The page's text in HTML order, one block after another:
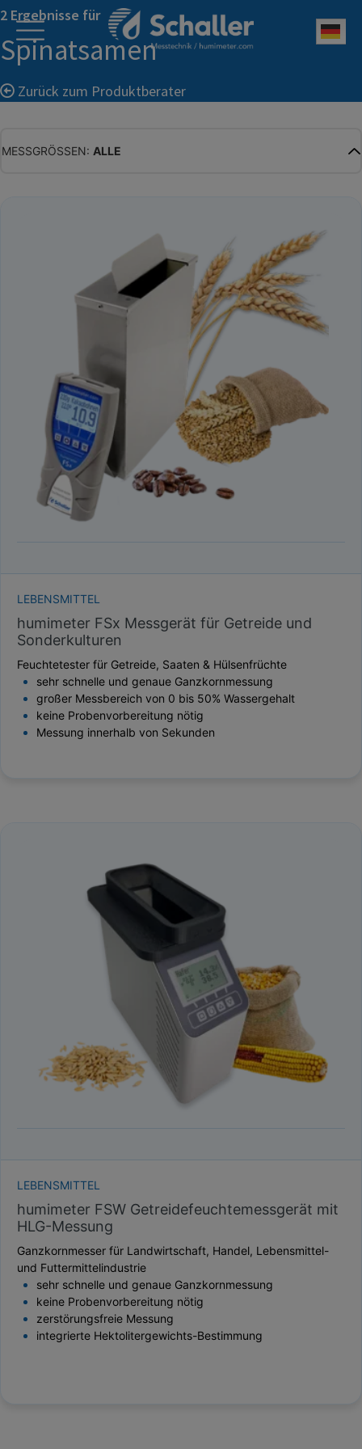
2 Ergebnisse für
Spinatsamen
Zurück zum Produktberater
MESSGRÖSSEN: ALLE
ABSOLUTE FEUCHTE
TEMPERATUR
GLEICHGEWICHTSFEUCHTE
TAUPUNKT
SCHÜTTDICHTE
ATRO/M³
GEWICHT / MASSE
LEBENSMITTEL
humimeter FSx Messgerät für Getreide und
Sonderkulturen
Feuchtetester für Getreide, Saaten & Hülsenfrüchte
sehr schnelle und genaue Ganzkornmessung
großer Messbereich von 0 bis 50% Wassergehalt
keine Probenvorbereitung nötig
Messung innerhalb von Sekunden
LEBENSMITTEL
humimeter FSW Getreidefeuchtemessgerät mit
HLG-Messung
Ganzkornmesser für Landwirtschaft, Handel, Lebensmittel-
und Futtermittelindustrie
sehr schnelle und genaue Ganzkornmessung
keine Probenvorbereitung nötig
zerstörungsfreie Messung
integrierte Hektolitergewichts-Bestimmung